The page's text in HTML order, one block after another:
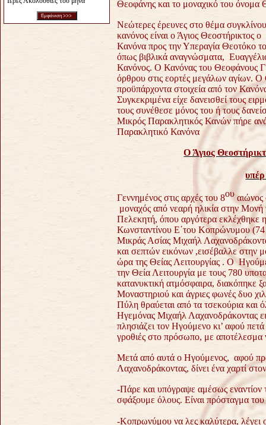
Θεοφάνης και το μοναχικό του όνομα
Νεώτερες έρευνες στο θέμα
κανόνος είναι ο Άγιος
Κανόνα προς την Υπεραγία Θεοτόκο
όπως βιβλικά αναγνώσματα,
Κανόνος. Ο Κανόνας του Θεοφάνους
όρθρου στις εορτές μεγάλων αγίων. Ο
προϋπάρχοντα στοιχεία από τον
Συγκεκριμένα είχε δανεισθεί τους
τους συνέθεσε μόνος του ή τους
Μικρός Παρακλητικός Κανών πήρε
Παρακλητικό Κανόνα
Ο Άγιος
Γεννημένος στις αρχές του 8ου αιώνος
μοναχός από νεαρή ηλικία στην
Πελεκητή, όπου αργότερα εκλέχθηκε
Κωνσταντίνου Ε΄του Κοπρώνυμου
Μικράς Ασίας Μιχαήλ
και σεπτών εικόνων ,εισέβαλλε
ώρα της Θείας Λειτουργίας . Ο
την Θεία Λειτουργία με τους 780
κατανυκτική ατμόσφαιρα, διακόπηκε
Μοναστηριού και άγριες φωνές δυο
Πύλη θραύεται από τα τσεκούρια και
Ηγεμόνας Μιχαήλ Λαχανοδράκοντας
πλησιάζει τον Ηγούμενο κι’ αφού
γροθιές στο πρόσωπο, με αποτέλεσμα
Μετά από αυτά ο Ηγούμενος, αφού
Λαχανοδράκοντας, δίνει ένα χαρτί
-Πάρε και υπόγραψε αμέσως εναντίον
σφάξουμε όλους. Είναι πρόσταγμα
-Κοπρωνύμου να λες καλύτερα, λέγει